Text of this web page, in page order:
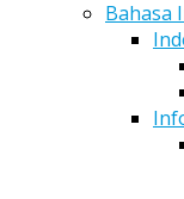
Bahasa